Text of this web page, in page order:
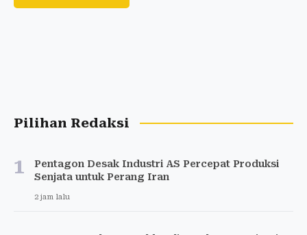
Pilihan Redaksi
1
Pentagon Desak Industri AS Percepat Produksi
Senjata untuk Perang Iran
2 jam lalu